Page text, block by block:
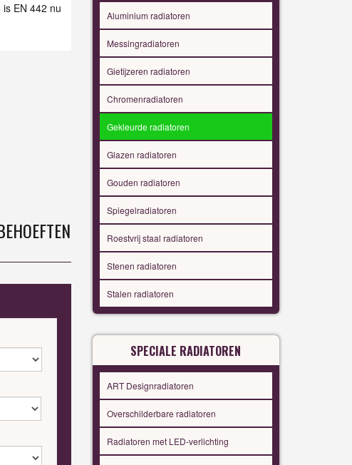
EN 442 nu
Aluminium radiatoren
Messingradiatoren
Gietijzeren radiatoren
Chromenradiatoren
Gekleurde radiatoren
Glazen radiatoren
Gouden radiatoren
Spiegelradiatoren
Roestvrij staal radiatoren
Stenen radiatoren
Stalen radiatoren
SPECIALE RADIATOREN
ART Designradiatoren
Overschilderbare radiatoren
Radiatoren met LED-verlichting